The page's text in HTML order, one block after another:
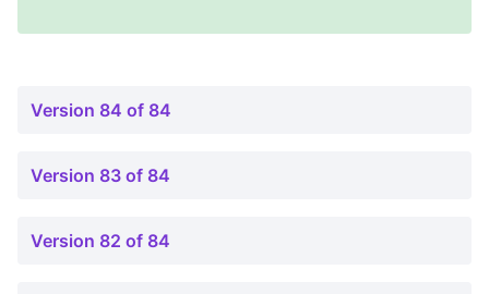
Version 84 of 84
Version 83 of 84
Version 82 of 84